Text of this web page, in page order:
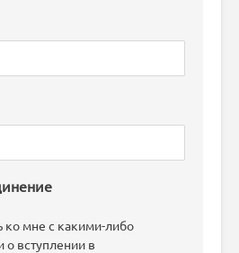
ко мне с какими-либо
вступлении в